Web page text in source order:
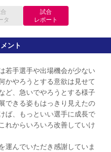
セレッソフットサルパーク長居
カースクール
ーツクラブ
タ
試合
レポート
ント
若手選手や出場機会が少ない
かやろうとする意欲は見せて
ど、急いでやろうとする様子
できる姿もはっきり見えたの
ば、もっといい選手に成長で
れからいろいろ改善していけ
運んでいただき感謝していま